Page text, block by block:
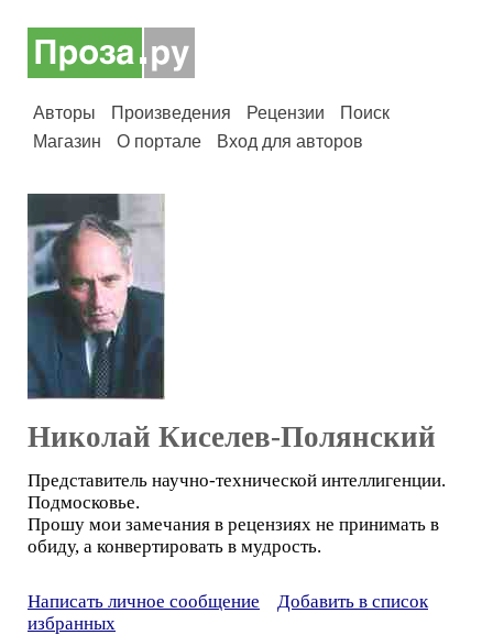
Авторы Произведения Рецензии
Поиск
Магазин
О портале Вход для авторов
Николай Киселев-Полянский
Представитель научно-технической интеллигенции.
Подмосковье.
Прошу мои замечания в рецензиях не принимать в
обиду, а конвертировать в мудрость.
Написать личное сообщение
Добавить в список
избранных